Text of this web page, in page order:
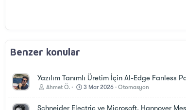
Benzer konular
Yazılım Tanımlı Üretim İçin AI-Edge Fanless
Ahmet Ö. 3 Mar 2026 Otomasyon
Schneider Electric ve Microsoft, Hannover